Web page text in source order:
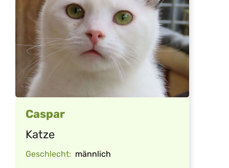
Caspar
Katze
Geschlecht: männlich